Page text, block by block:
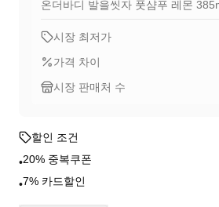
온더바디 발을씻자 풋샴푸 레몬
시장 최저가
가격 차이
시장 판매처 수
할인 조건
•20% 중복쿠폰
•7% 카드할인